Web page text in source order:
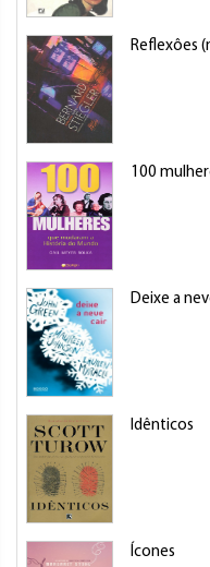
Reflexôes
100
Deixe a
Idênticos
Ícones